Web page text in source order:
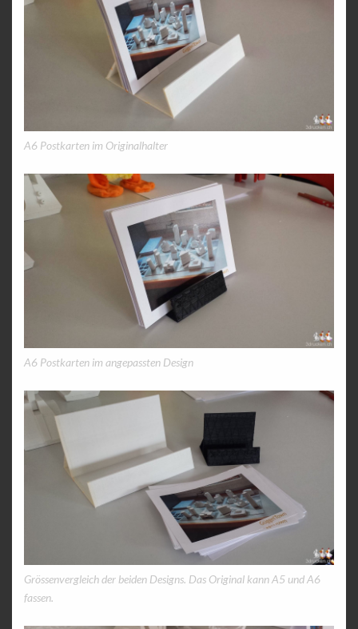
A6 Postkarten im Originalhalter
A6 Postkarten im angepassten Design
Grössenvergleich der beiden Designs. Das Original kann A5 und A6
fassen.